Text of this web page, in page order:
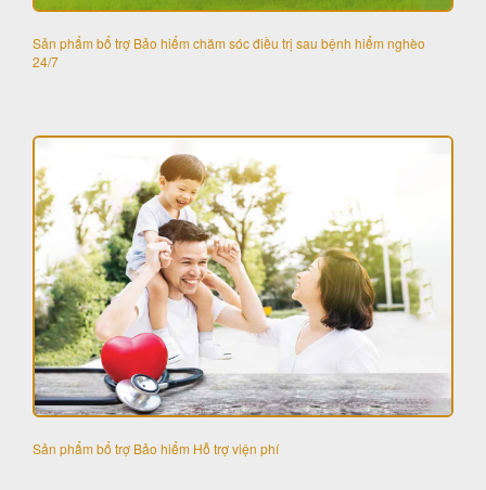
Sản phẩm bổ trợ Bảo hiểm chăm sóc điều trị sau bệnh hiểm nghèo
24/7
Sản phẩm bổ trợ Bảo hiểm Hỗ trợ viện phí